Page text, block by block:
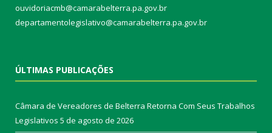
ouvidoriacmb@camarabelterra.pa.gov.br
departamentolegislativo@camarabelterra.pa.gov.br
ÚLTIMAS PUBLICAÇÕES
Câmara de Vereadores de Belterra Retorna Com Seus Trabalhos
Legislativos 5 de agosto de 2026